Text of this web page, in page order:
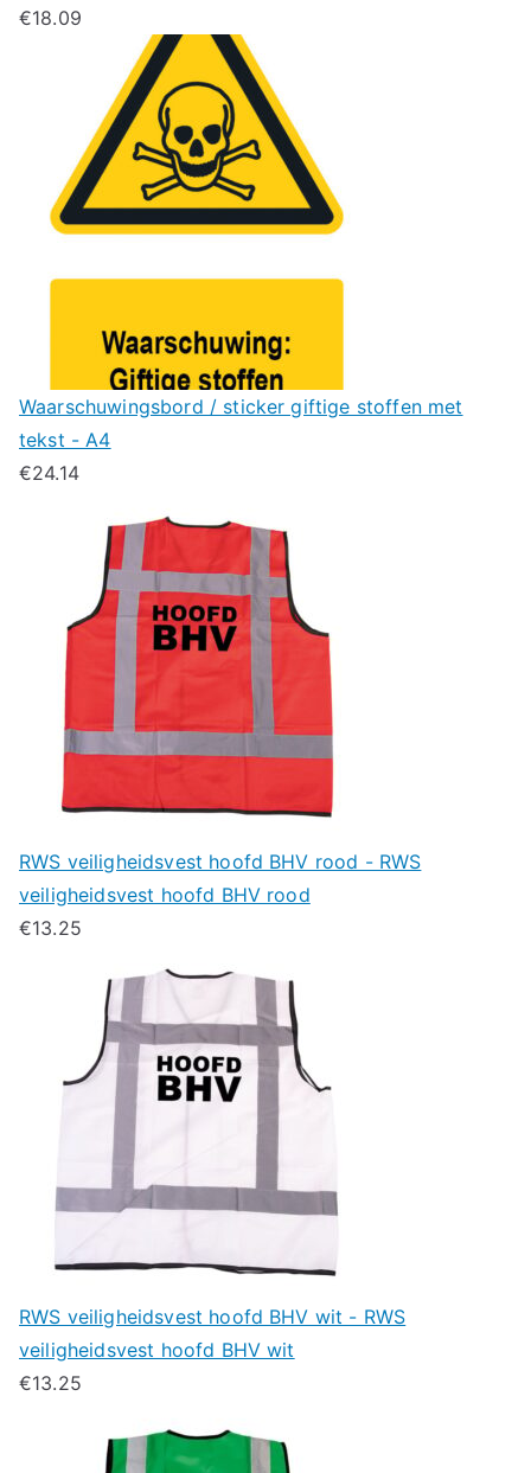
€18.09
Waarschuwingsbord / sticker giftige stoffen met
tekst - A4
€24.14
RWS veiligheidsvest hoofd BHV rood - RWS
veiligheidsvest hoofd BHV rood
€13.25
RWS veiligheidsvest hoofd BHV wit - RWS
veiligheidsvest hoofd BHV wit
€13.25